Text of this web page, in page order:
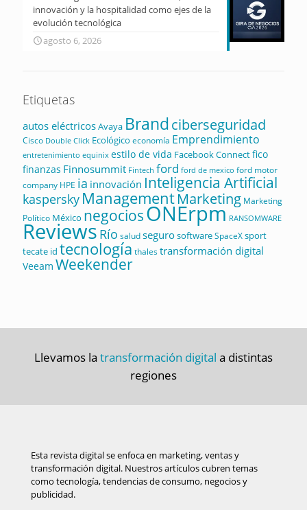
innovación y la hospitalidad como ejes de la
evolución tecnológica
agosto 6, 2026
Etiquetas
autos eléctricosAvaya Brandciberseguridad
Cisco Double Click Ecológico economía Emprendimiento
entretenimiento equinix estilo de vida Facebook Connectfico
finanzas Finnosummit Fintech ford ford de mexico ford motor
company HPE ia innovación Inteligencia Artificial
kaspersky ManagementMarketing Marketing
Político México negociosONErpm RANSOMWARE
Reviews Río saludsegurosoftwareSpaceXsport
tecate id tecnología thalestransformación digital
Veeam Weekender
Llevamos la transformación digital a distintas
regiones
Esta revista digital se enfoca en marketing, ventas y
transformación digital. Nuestros artículos cubren temas
como tecnología, tendencias de consumo, negocios y
publicidad.